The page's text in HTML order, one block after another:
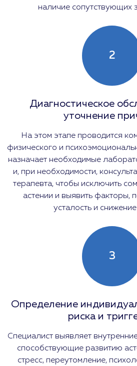
наличие сопутствующих
2
Диагностическое
уточнение
На этом этапе проводится
физического и
назначает необходимые
и, при необходимости,
терапевта, чтобы исключить
астении и выявить
усталость и
3
Определение
риска и
Специалист выявляет
способствующие развитию
стресс, переутомление,